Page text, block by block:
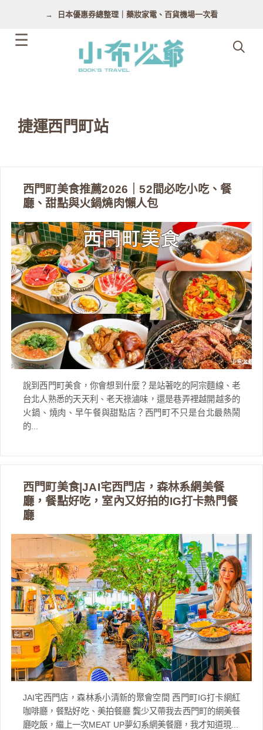
日本優惠券總整理｜藥妝家電、百貨機場一次看
捷運西門町站
西門町美食推薦2026｜52間必吃小吃、餐
廳、甜點與火鍋燒肉懶人包
說到西門町美食，你會想到什麼？是站著吃的阿宗麵線、老
台北人熟悉的天天利、老天祿滷味，還是巷弄裡越開越多的
火鍋、燒肉、早午餐與甜點店？西門町不只是台北最熱鬧
的...
西門町美食|JAI宅西門店，森林系網美餐
廳，餐點好吃，室內又好拍的IG打卡熱門餐
廳
JAI宅西門店，森林系小清新的聚會空間 西門町IG打卡網紅
咖啡廳，餐點好吃、美拍餐廳 龔少又帶我去西門町的網美餐
廳吃飯，繼上一次MEAT UP夢幻系網美餐廳，我才知道現...